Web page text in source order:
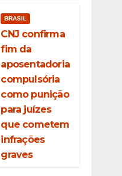
BRASIL
CNJ confirma
fim da
aposentadoria
compulsória
como punição
para juízes
que cometem
infrações
graves